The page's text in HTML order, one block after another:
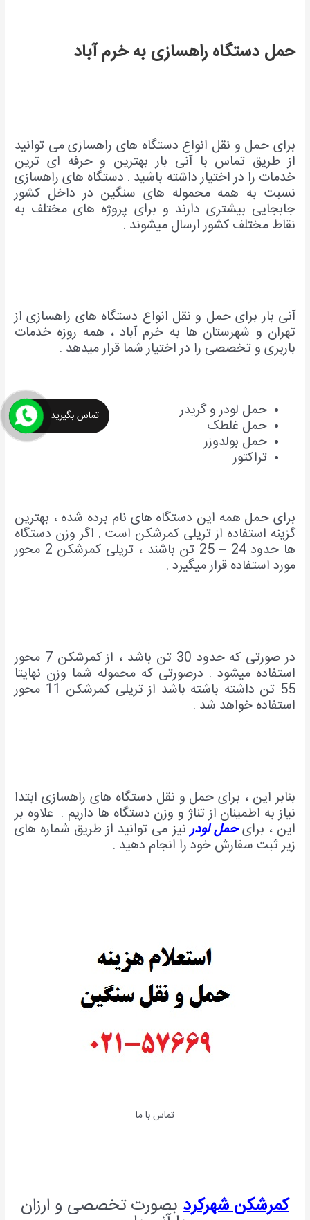
حمل دستگاه راهسازی به خرم آباد
برای حمل و نقل انواع دستگاه های راهسازی می توانید
از طریق تماس با آنی بار بهترین و حرفه ای ترین
خدمات را در اختیار داشته باشید . دستگاه های راهسازی
نسبت به همه محموله های سنگین در داخل کشور
جابجایی بیشتری دارند و برای پروژه های مختلف به
نقاط مختلف کشور ارسال میشوند .
آنی بار برای حمل و نقل انواع دستگاه های راهسازی از
تهران و شهرستان ها به خرم آباد ، همه روزه خدمات
باربری و تخصصی را در اختیار شما قرار میدهد .
حمل لودر و گریدر
حمل غلطک
حمل بولدوزر
تراکتور
برای حمل همه این دستگاه های نام برده شده ، بهترین
گزینه استفاده از تریلی کمرشکن است . اگر وزن دستگاه
ها حدود 24 – 25 تن باشند ، تریلی کمرشکن 2 محور
مورد استفاده قرار میگیرد .
در صورتی که حدود 30 تن باشد ، از کمرشکن 7 محور
استفاده میشود . درصورتی که محموله شما وزن نهایتا
55 تن داشته باشته باشد از تریلی کمرشکن 11 محور
استفاده خواهد شد .
بنابر این ، برای حمل و نقل دستگاه های راهسازی ابتدا
نیاز به اطمینان از تناژ و وزن دستگاه ها داریم . علاوه بر
این ، برایحمل لودرنیز می توانید از طریق شماره های
زیر ثبت سفارش خود را انجام دهید .
تماس با ما
کمرشکن شهرکرد بصورت تخصصی و ارزان
تماس بگیرید